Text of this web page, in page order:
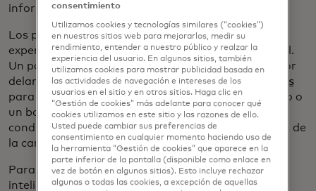
información y entretenimiento de su automóvil.
Los pedidos de comida son solo una parte de la
experiencia emergente del comercio en el automóvil.
Un panel llamado "Pagos de vehículos: el camino por
delante" discutió el potencial de usarpagos digitales
para permitir que alguien pague el estacionamiento o
un boleto para un evento, todo sin que los
conductores quiten las manos del volante o los ojos de
la carretera.
Para aquellos con la vista puesta en la tecnología
inteligente a gran escala, Toyota proporcionó una
consentimiento
Utilizamos cookies y tecnologías similares (“cookies”)
en nuestros sitios web para mejorarlos, medir su
rendimiento, entender a nuestro público y realzar la
experiencia del usuario. En algunos sitios, también
utilizamos cookies para mostrar publicidad basada en
las actividades de navegación e intereses de los
usuarios en el sitio y en otros sitios. Haga clic en
“Gestión de cookies” más adelante para conocer qué
cookies utilizamos en este sitio y las razones de ello.
Usted puede cambiar sus preferencias de
consentimiento en cualquier momento haciendo uso de
la herramienta “Gestión de cookies” que aparece en la
parte inferior de la pantalla (disponible como enlace en
vez de botón en algunos sitios). Esto incluye rechazar
algunas o todas las cookies, a excepción de aquellas